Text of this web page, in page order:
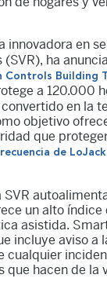
innovadora en
ha
Controls Building
a 120.000
en la
objetivo
que
de LoJack
un alto
asistida.
incluye aviso a
cualquier
hacen de la